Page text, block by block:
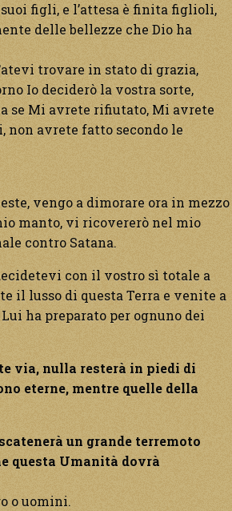
figli, e l’attesa è finita figlioli,
delle bellezze che Dio ha
trovare in stato di grazia,
Io deciderò la vostra sorte,
se Mi avrete rifiutato, Mi avrete
non avrete fatto secondo le
vengo a dimorare ora in mezzo
manto, vi ricovererò nel mio
contro Satana.
con il vostro sì totale a
il lusso di questa Terra e venite a
ha preparato per ognuno dei
via, nulla resterà in piedi di
eterne, mentre quelle della
un grande terremoto
questa Umanità dovrà
o uomini.